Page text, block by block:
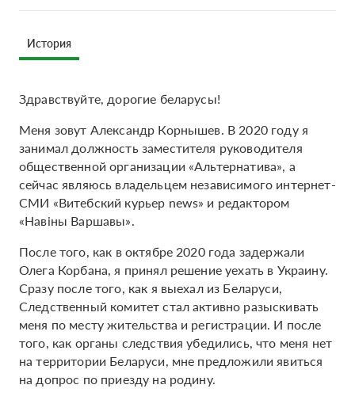
История
Здравствуйте, дорогие беларусы!
Меня зовут Александр Корнышев. В 2020 году я
занимал должность заместителя руководителя
общественной организации «Альтернатива», а
сейчас являюсь владельцем независимого интернет-
СМИ «Витебский курьер news» и редактором
«Навіны Варшавы».
После того, как в октябре 2020 года задержали
Олега Корбана, я принял решение уехать в Украину.
Сразу после того, как я выехал из Беларуси,
Следственный комитет стал активно разыскивать
меня по месту жительства и регистрации. И после
того, как органы следствия убедились, что меня нет
на территории Беларуси, мне предложили явиться
на допрос по приезду на родину.